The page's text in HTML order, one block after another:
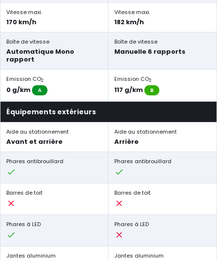
Vitesse maxi.
170 km/h
Vitesse maxi.
182 km/h
Boîte de vitesse
Automatique Mono
rapport
Boîte de vitesse
Manuelle 6 rapports
Emission CO2
0 g/km A
Emission CO2
117 g/km B
Équipements extérieurs
Aide au stationnement
Avant et arrière
Aide au stationnement
Arrière
Phares antibrouillard Phares antibrouillard
Barres de toit Barres de toit
Phares à LED Phares à LED
Jantes aluminium Jantes aluminium